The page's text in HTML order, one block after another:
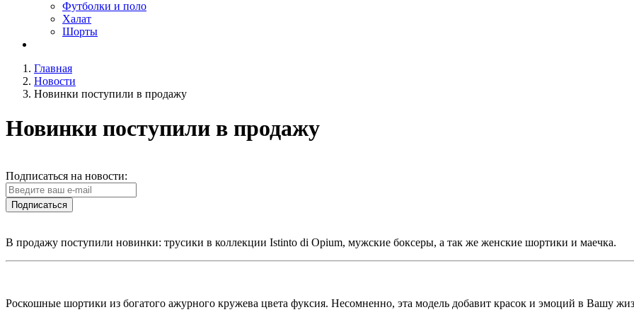
Футболки и поло
Халат
Шорты
Главная
Новости
Новинки поступили в продажу
Новинки поступили в продажу
Подписаться на новости:
Подписаться
В продажу поступили новинки: трусики в коллекции Istinto di Opium, мужские боксеры, а так же женские шортики и маечка.
Роскошные шортики из богатого ажурного кружева цвета фуксия. Несомненно, эта модель добавит красок и эмоций в Вашу